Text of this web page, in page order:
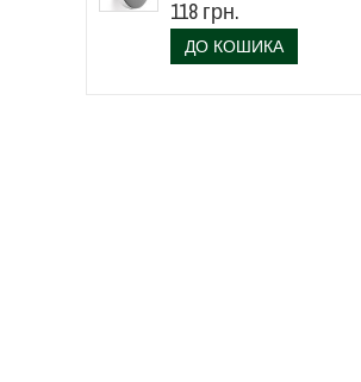
118 грн.
ДО КОШИКА